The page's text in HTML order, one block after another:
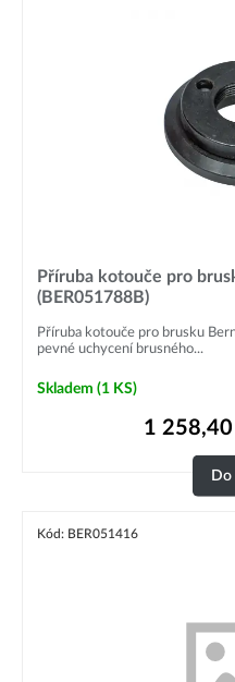
Příruba kotouče pro
(BER051788B)
Příruba kotouče pro brusku
pevné uchycení brusného...
Skladem (1 KS)
1 258,40
Do
Kód: BER051416